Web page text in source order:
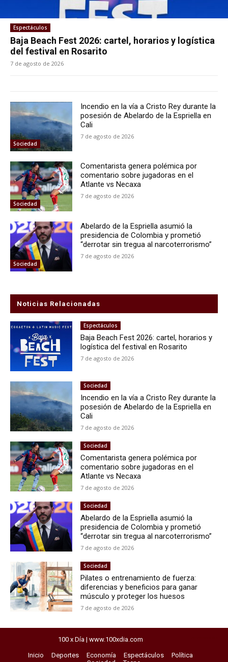
Espectáculos
Baja Beach Fest 2026: cartel, horarios y logística
del festival en Rosarito
7 de agosto de 2026
Sociedad
Incendio en la vía a Cristo Rey durante la
posesión de Abelardo de la Espriella en
Cali
7 de agosto de 2026
Sociedad
Comentarista genera polémica por
comentario sobre jugadoras en el
Atlante vs Necaxa
7 de agosto de 2026
Sociedad
Abelardo de la Espriella asumió la
presidencia de Colombia y prometió
“derrotar sin tregua al narcoterrorismo”
7 de agosto de 2026
Noticias Relacionadas
Espectáculos
Baja Beach Fest 2026: cartel, horarios y
logística del festival en Rosarito
7 de agosto de 2026
Sociedad
Incendio en la vía a Cristo Rey durante la
posesión de Abelardo de la Espriella en
Cali
7 de agosto de 2026
Sociedad
Comentarista genera polémica por
comentario sobre jugadoras en el
Atlante vs Necaxa
7 de agosto de 2026
Sociedad
Abelardo de la Espriella asumió la
presidencia de Colombia y prometió
“derrotar sin tregua al narcoterrorismo”
7 de agosto de 2026
Sociedad
Pilates o entrenamiento de fuerza:
diferencias y beneficios para ganar
músculo y proteger los huesos
7 de agosto de 2026
100 x Día | www.100xdia.com
Inicio Deportes Economía Espectáculos
Política